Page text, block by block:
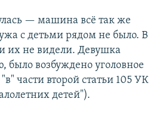
— машина всё так же
с детьми рядом не было. В
их не видели. Девушка
было возбуждено уголовное
части второй статьи 105 УК
детей").